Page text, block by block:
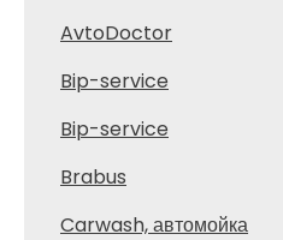
AvtoDoctor
Bip-service
Bip-service
Brabus
Carwash, автомойка